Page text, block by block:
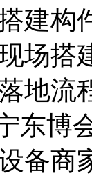
建构
场搭
地流
东博
备商